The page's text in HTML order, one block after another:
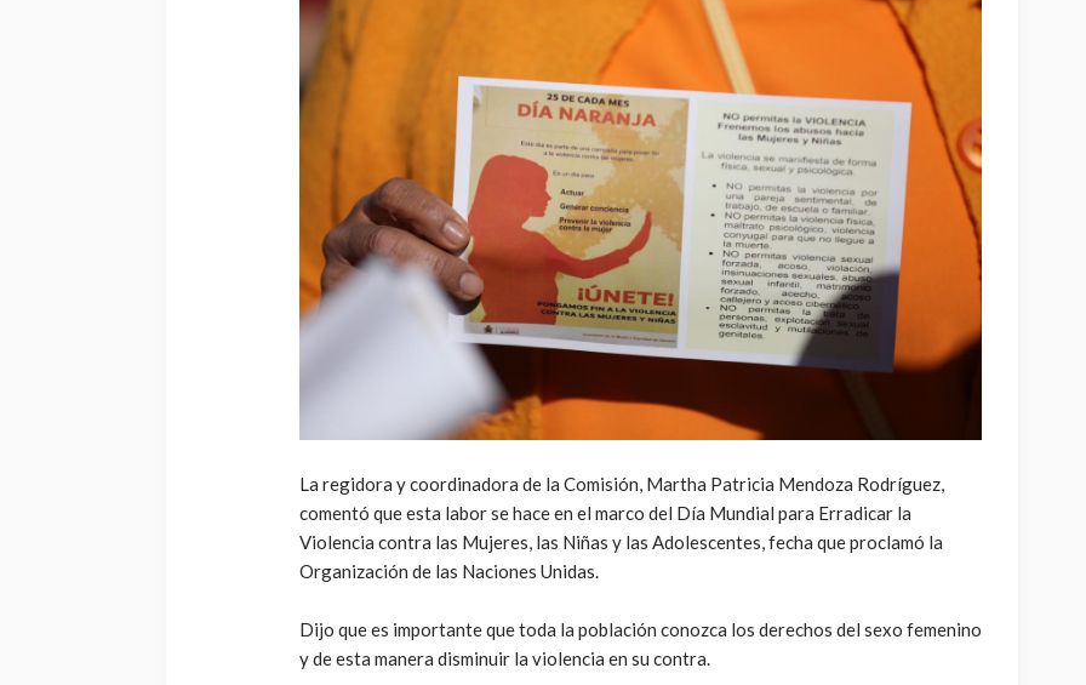
La regidora y coordinadora de la Comisión, Martha Patricia Mendoza Rodríguez,
comentó que esta labor se hace en el marco del Día Mundial para Erradicar la
Violencia contra las Mujeres, las Niñas y las Adolescentes, fecha que proclamó la
Organización de las Naciones Unidas.
Dijo que es importante que toda la población conozca los derechos del sexo femenino
y de esta manera disminuir la violencia en su contra.